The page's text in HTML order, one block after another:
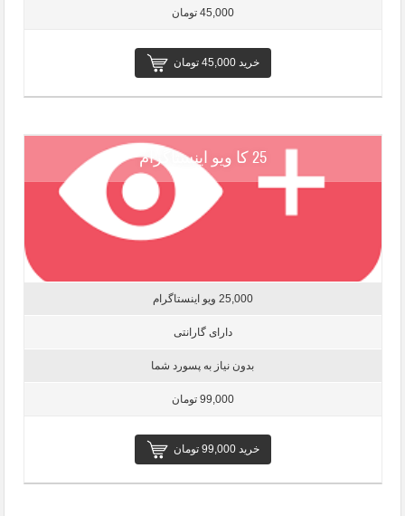
45,000 تومان
خرید 45,000 تومان
25 کا ویو اینستاگرام
25,000 ویو اینستاگرام
دارای گارانتی
بدون نیاز به پسورد شما
99,000 تومان
خرید 99,000 تومان